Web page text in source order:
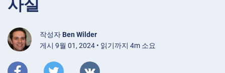
사실
작성자 Ben Wilder
게시 9월 01, 2024 • 읽기까지 4m 소요